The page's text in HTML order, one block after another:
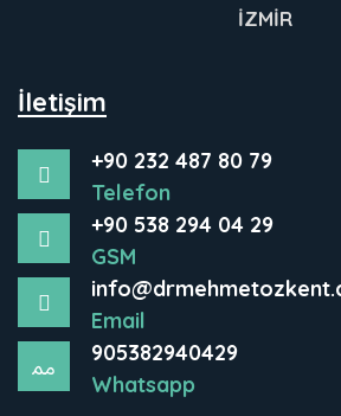
İZMİR
İletişim
+90 232 487 80 79
Telefon
+90 538 294 04 29
GSM
Email
905382940429
Whatsapp